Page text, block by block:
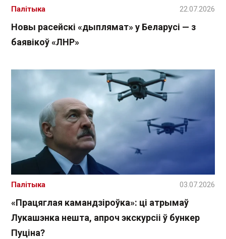
Новы расейскі «дыплямат» у Беларусі — з
баявікоў «ЛНР»
Палітыка 22.07.2026
«Працяглая камандзіроўка»: ці атрымаў
Лукашэнка нешта, апроч экскурсіі ў бункер
Пуціна?
Палітыка 03.07.2026